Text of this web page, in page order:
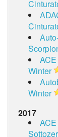
Winter
Winter
2017